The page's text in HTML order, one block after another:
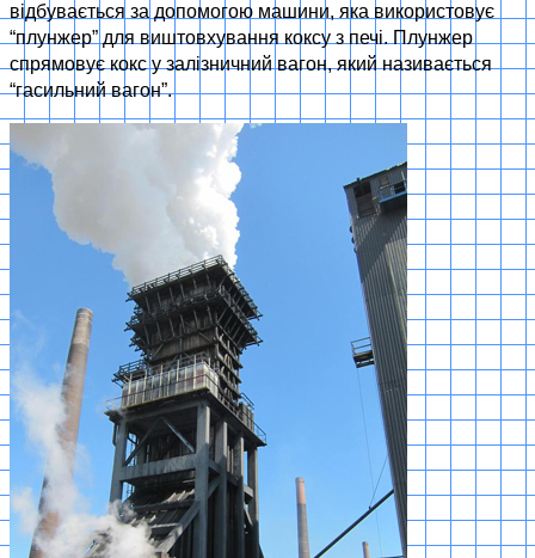
відбувається за допомогою машини, яка використовує
“плунжер” для виштовхування коксу з печі. Плунжер
спрямовує кокс у залізничний вагон, який називається
“гасильний вагон”.